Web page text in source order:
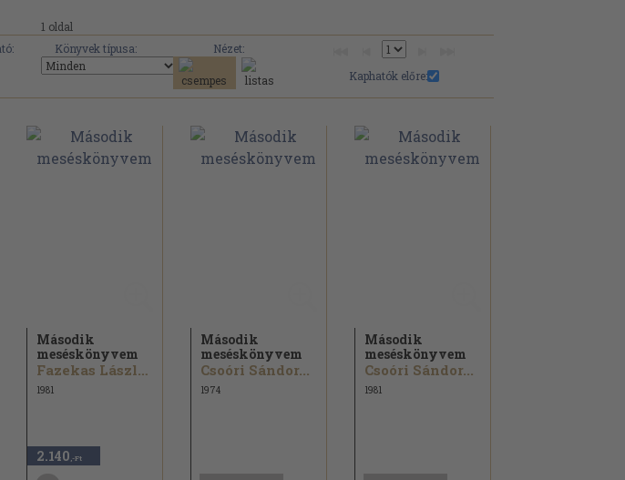
1 oldal
Könyvek típusa:
Nézet:
Kaphatók előre:
Második
meséskönyvem
Fazekas László...
1981
2.140 ,-Ft
Második
meséskönyvem
Csoóri Sándor...
1974
Második
meséskönyvem
Csoóri Sándor...
1981